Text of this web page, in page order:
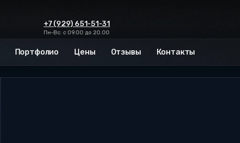
+7 (929) 651-51-31
Пн-Вс: с 09.00 до 20.00
Портфолио Цены Отзывы Контакты